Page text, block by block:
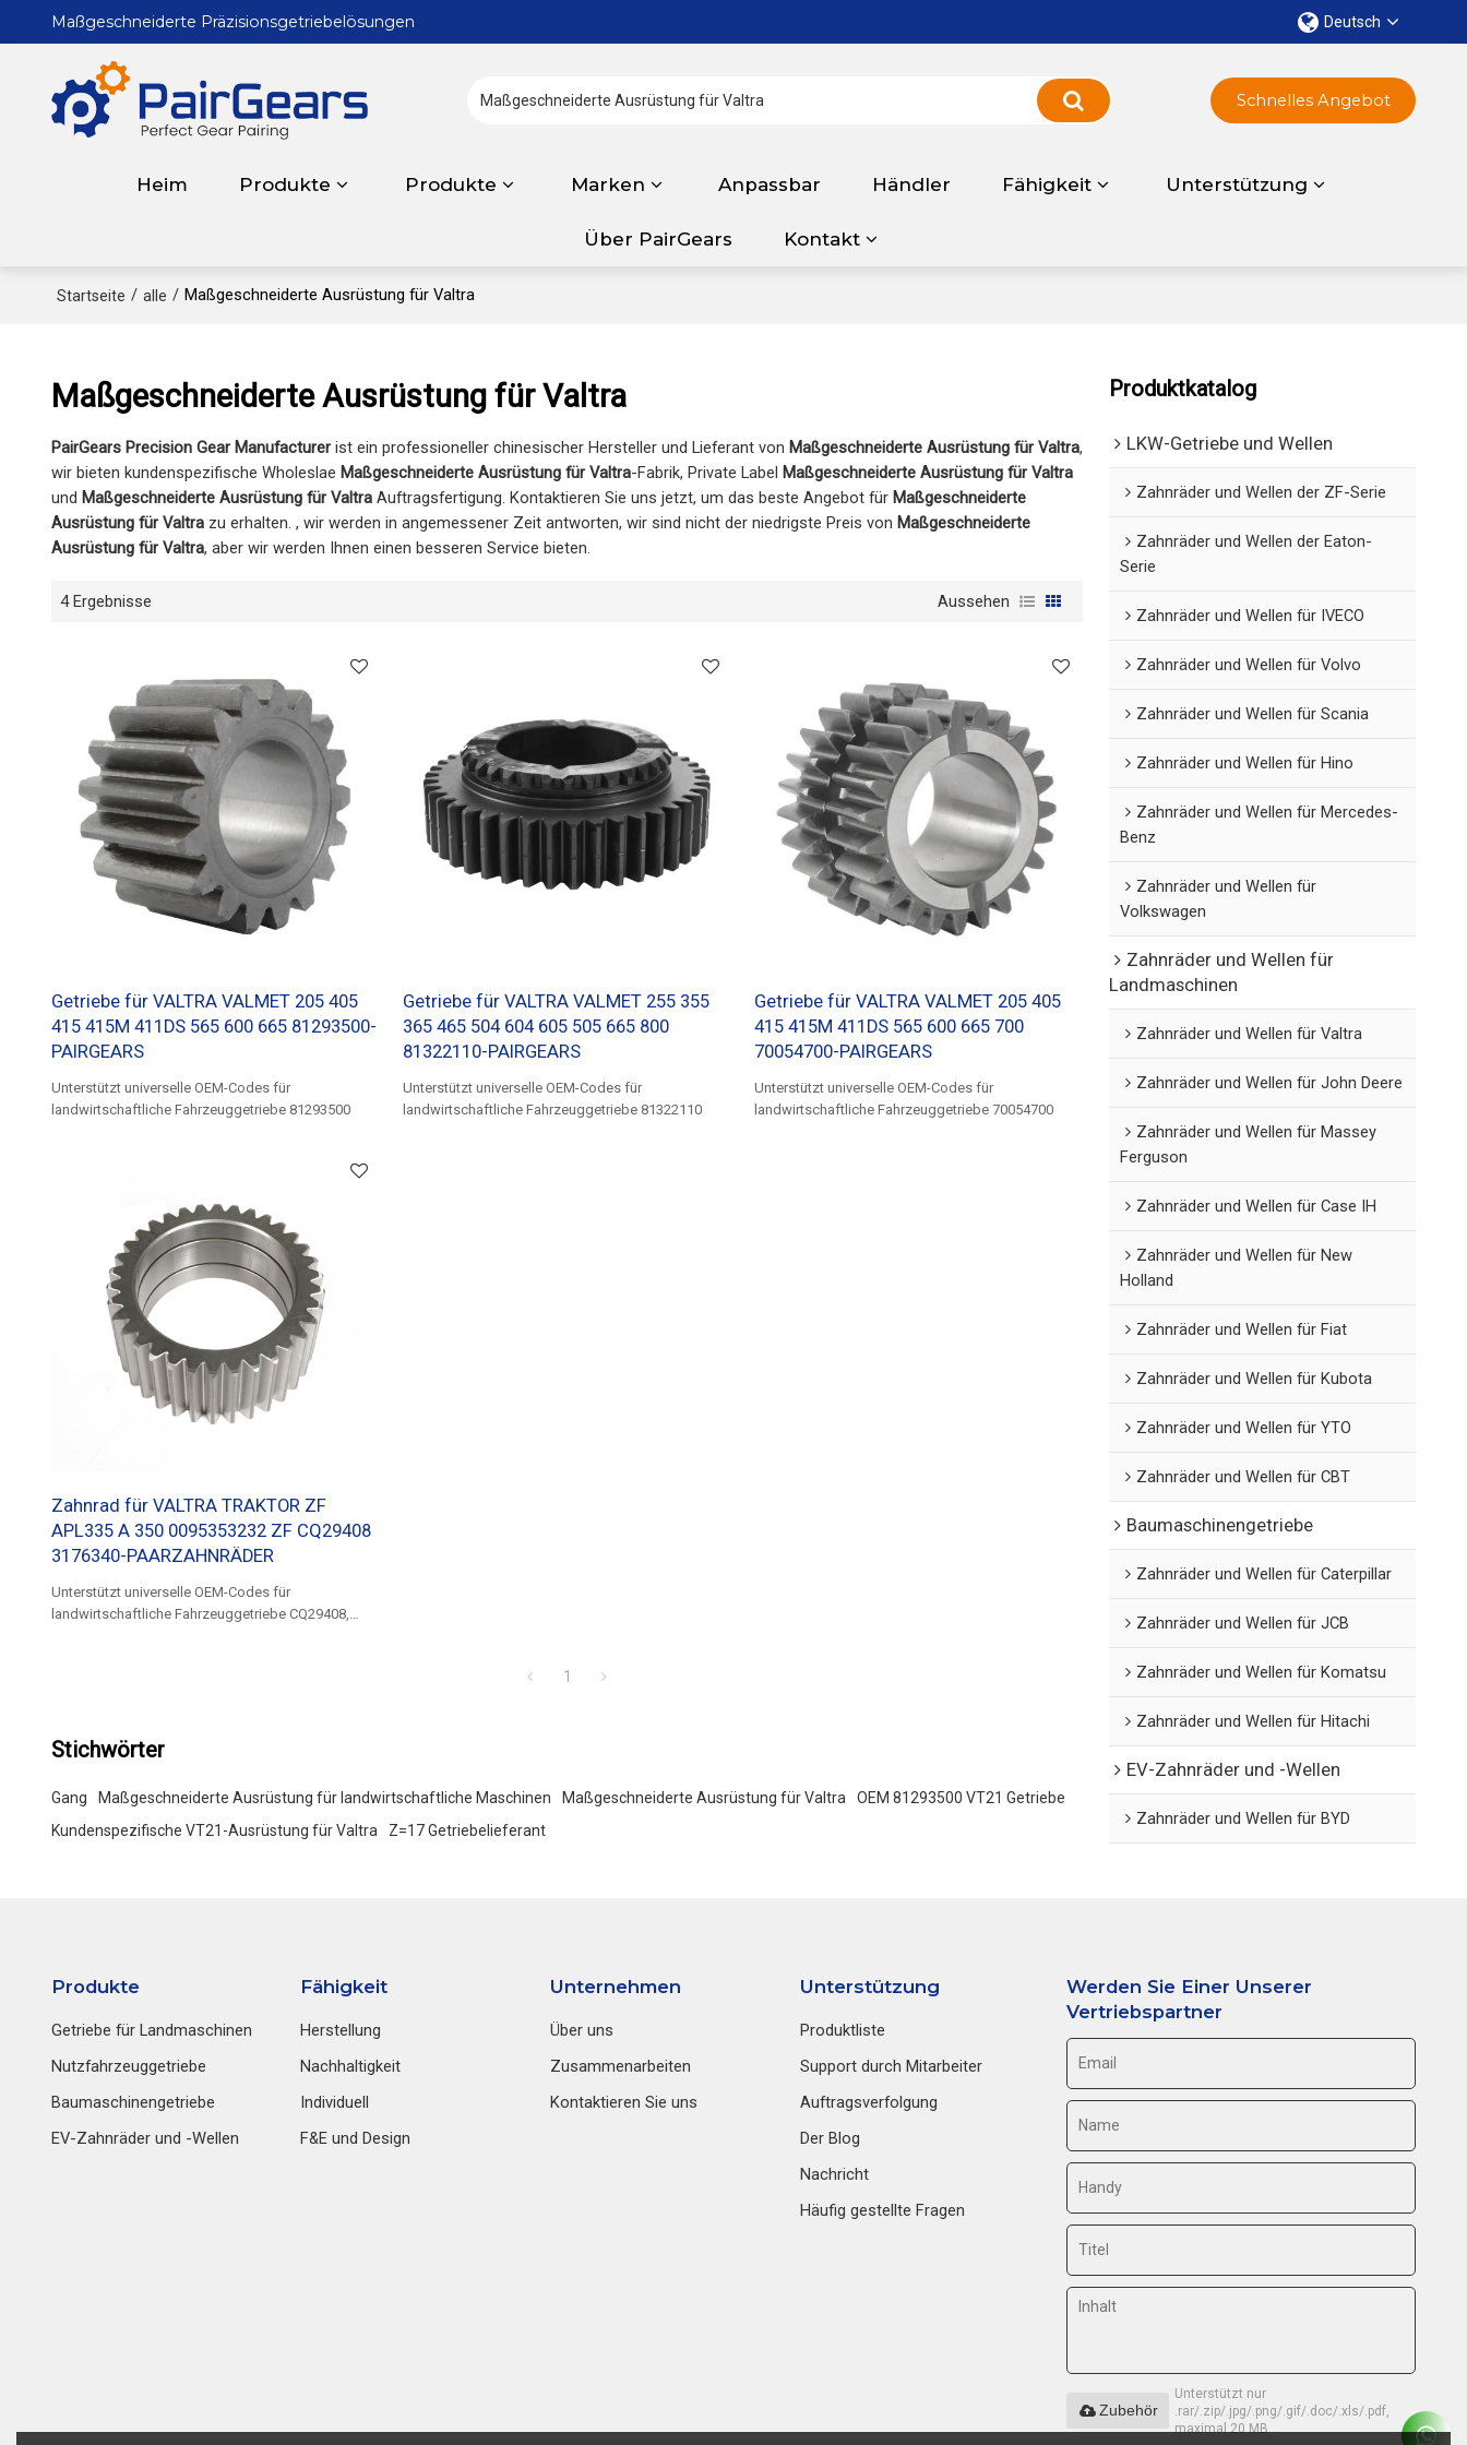
Maßgeschneiderte Präzisionsgetriebelösungen Deutsch
Heim Produkte Produkte Marken Anpassbar Händler Fähigkeit Unterstützung
Über PairGears Kontakt
Schnelles Angebot
Startseite / alle / Maßgeschneiderte Ausrüstung für Valtra
Maßgeschneiderte Ausrüstung für Valtra
PairGears Precision Gear Manufacturerist ein professioneller chinesischer Hersteller und Lieferant von Maßgeschneiderte Ausrüstung für Valtra,
wir bieten kundenspezifische Wholeslae Maßgeschneiderte Ausrüstung für Valtra-Fabrik, Private Label Maßgeschneiderte Ausrüstung für Valtra
und Maßgeschneiderte Ausrüstung für ValtraAuftragsfertigung. Kontaktieren Sie uns jetzt, um das beste Angebot für Maßgeschneiderte
Ausrüstung für Valtrazu erhalten. , wir werden in angemessener Zeit antworten, wir sind nicht der niedrigste Preis von Maßgeschneiderte
Ausrüstung für Valtra, aber wir werden Ihnen einen besseren Service bieten.
4 Ergebnisse Aussehen
Getriebe für VALTRA VALMET 205 405
415 415M 411DS 565 600 665 81293500-
PAIRGEARS
Unterstützt universelle OEM-Codes für
landwirtschaftliche Fahrzeuggetriebe 81293500
Getriebe für VALTRA VALMET 255 355
365 465 504 604 605 505 665 800
81322110-PAIRGEARS
Unterstützt universelle OEM-Codes für
landwirtschaftliche Fahrzeuggetriebe 81322110
Getriebe für VALTRA VALMET 205 405
415 415M 411DS 565 600 665 700
70054700-PAIRGEARS
Unterstützt universelle OEM-Codes für
landwirtschaftliche Fahrzeuggetriebe 70054700
Zahnrad für VALTRA TRAKTOR ZF
APL335 A 350 0095353232 ZF CQ29408
3176340-PAARZAHNRÄDER
Unterstützt universelle OEM-Codes für
landwirtschaftliche Fahrzeuggetriebe CQ29408,
1
Stichwörter
Gang Maßgeschneiderte Ausrüstung für landwirtschaftliche Maschinen Maßgeschneiderte Ausrüstung für Valtra
OEM 81293500 VT21 Getriebe
Kundenspezifische VT21-Ausrüstung für Valtra
Z=17 Getriebelieferant
Produktkatalog
LKW-Getriebe und Wellen
Zahnräder und Wellen der ZF-Serie
Zahnräder und Wellen der Eaton-
Serie
Zahnräder und Wellen für IVECO
Zahnräder und Wellen für Volvo
Zahnräder und Wellen für Scania
Zahnräder und Wellen für Hino
Zahnräder und Wellen für Mercedes-
Benz
Zahnräder und Wellen für
Volkswagen
Zahnräder und Wellen für
Landmaschinen
Zahnräder und Wellen für Valtra
Zahnräder und Wellen für John Deere
Zahnräder und Wellen für Massey
Ferguson
Zahnräder und Wellen für Case IH
Zahnräder und Wellen für New
Holland
Zahnräder und Wellen für Fiat
Zahnräder und Wellen für Kubota
Zahnräder und Wellen für YTO
Zahnräder und Wellen für CBT
Baumaschinengetriebe
Zahnräder und Wellen für Caterpillar
Zahnräder und Wellen für JCB
Zahnräder und Wellen für Komatsu
Zahnräder und Wellen für Hitachi
EV-Zahnräder und -Wellen
Zahnräder und Wellen für BYD
Produkte
Getriebe für Landmaschinen
Nutzfahrzeuggetriebe
Baumaschinengetriebe
EV-Zahnräder und -Wellen
Fähigkeit
Herstellung
Nachhaltigkeit
Individuell
F&E und Design
Unternehmen
Über uns
Zusammenarbeiten
Kontaktieren Sie uns
Unterstützung
Produktliste
Support durch Mitarbeiter
Auftragsverfolgung
Der Blog
Nachricht
Häufig gestellte Fragen
Werden Sie Einer Unserer
Vertriebspartner
Unterstützt nur
.rar/.zip/.jpg/.png/.gif/.doc/.xls/.pdf,
maximal 20 MB
Zubehör